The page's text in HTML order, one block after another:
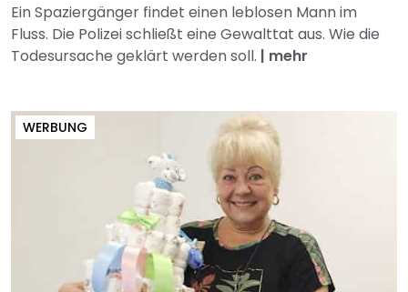
Ein Spaziergänger findet einen leblosen Mann im
Fluss. Die Polizei schließt eine Gewalttat aus. Wie die
Todesursache geklärt werden soll. | mehr
WERBUNG